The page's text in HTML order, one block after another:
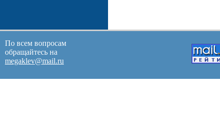
По всем вопросам
обращайтесь на
megaklev@mail.ru